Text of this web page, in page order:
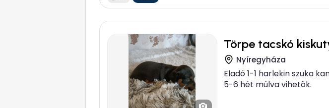
Törpe tacskó
Nyíregyháza
Eladó 1-1 harlekin szuka
5-6 hét múlva vihetök.